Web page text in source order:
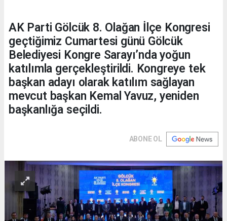
AK Parti Gölcük 8. Olağan İlçe Kongresi
geçtiğimiz Cumartesi günü Gölcük
Belediyesi Kongre Sarayı’nda yoğun
katılımla gerçekleştirildi. Kongreye tek
başkan adayı olarak katılım sağlayan
mevcut başkan Kemal Yavuz, yeniden
başkanlığa seçildi.
ABONE OL